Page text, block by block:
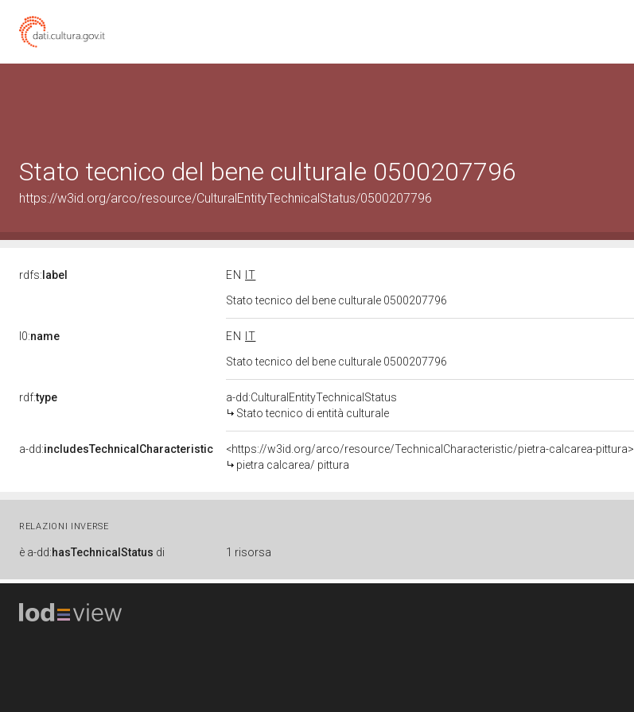
Stato tecnico del bene culturale 0500207796
https://w3id.org/arco/resource/CulturalEntityTechnicalStatus/0500207796
rdfs: label EN
IT
Stato tecnico del bene culturale 0500207796
l0:name EN
IT
Stato tecnico del bene culturale 0500207796
rdf:type
a-dd:CulturalEntityTechnicalStatus
Stato tecnico di entità culturale
a-dd:includesTechnicalCharacteristic
<https://w3id.org/arco/resource/TechnicalCharacteristic/pietra-calcarea-pittura>
pietra calcarea/ pittura
RELAZIONI INVERSE
è a-dd:hasTechnicalStatus di 1 risorsa